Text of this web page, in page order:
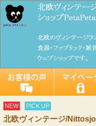
NEW PICK UP
北欧ヴィンテージ/